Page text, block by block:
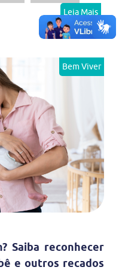
Leia Mais
Bem Viver
Saiba reconhecer
e outros recados